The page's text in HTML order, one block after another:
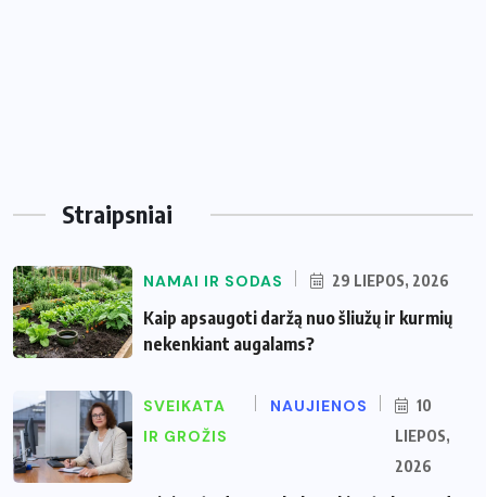
Straipsniai
NAMAI IR SODAS 29 LIEPOS, 2026
Kaip apsaugoti daržą nuo šliužų ir kurmių
nekenkiant augalams?
SVEIKATA
IR GROŽIS
NAUJIENOS
10
LIEPOS,
2026